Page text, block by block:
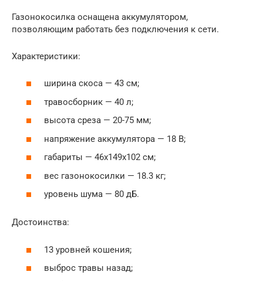
Газонокосилка оснащена аккумулятором,
позволяющим работать без подключения к сети.
Характеристики:
ширина скоса — 43 см;
травосборник — 40 л;
высота среза — 20-75 мм;
напряжение аккумулятора — 18 В;
габариты — 46x149x102 см;
вес газонокосилки — 18.3 кг;
уровень шума — 80 дБ.
Достоинства:
13 уровней кошения;
выброс травы назад;